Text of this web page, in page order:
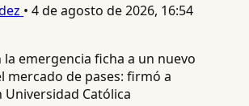
• 4 de agosto de 2026, 16:54